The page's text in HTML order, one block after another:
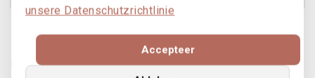
Realisiert von
unsere Datenschutzrichtlinie
Accepteer